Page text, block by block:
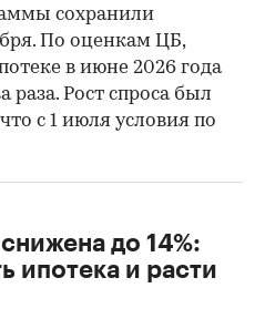
сохранили
По оценкам ЦБ,
в июне 2026 года
раза. Рост спроса был
с 1 июля условия по
до 14%:
ипотека и расти